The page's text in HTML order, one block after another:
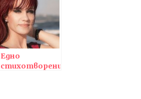
много
внимателни
Едно
стихотворение